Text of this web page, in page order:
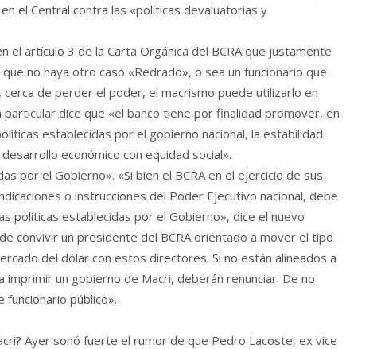
el Central contra las «políticas devaluatorias y
artículo 3 de la Carta Orgánica del BCRA que justamente
no haya otro caso «Redrado», o sea un funcionario que
de perder el poder, el macrismo puede utilizarlo en
dice que «el banco tiene por finalidad promover, en
establecidas por el gobierno nacional, la estabilidad
económico con equidad social».
por el Gobierno». «Si bien el BCRA en el ejercicio de sus
o instrucciones del Poder Ejecutivo nacional, debe
políticas establecidas por el Gobierno», dice el nuevo
convivir un presidente del BCRA orientado a mover el tipo
del dólar con estos directores. Si no están alineados a
un gobierno de Macri, deberán renunciar. De no
funcionario público».
Ayer sonó fuerte el rumor de que Pedro Lacoste, ex vice